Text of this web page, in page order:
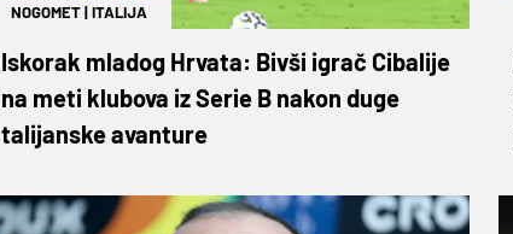
NOGOMET|ITALIJA
Iskorak mladog Hrvata: Bivši igrač Cibalije
na meti klubova iz Serie B nakon duge
talijanske avanture